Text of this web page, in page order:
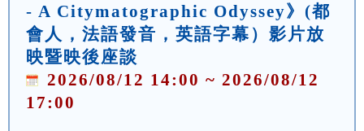
- A Citymatographic Odyssey》(都
會人，法語發音，英語字幕）影片放
映暨映後座談
2026/08/12 14:00 ~ 2026/08/12
17:00